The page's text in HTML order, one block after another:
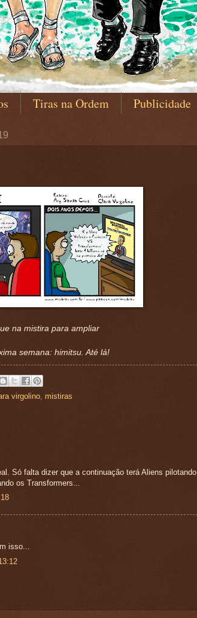
Tiras na Ordem Publicidade
na mistira para ampliar
semana: himitsu. Até lá!
virgolino, mistiras
Só falta dizer que a continuação terá Aliens pilotando
os Transformers...
isso...